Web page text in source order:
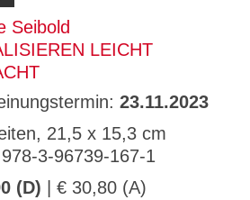
Seibold
LEICHT
23.11.2023
21,5 x 15,3 cm
3-96739-167-1
(D) | € 30,80 (A)